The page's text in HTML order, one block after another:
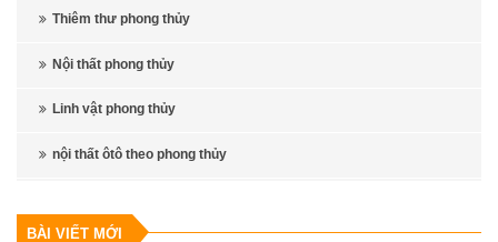
Thiêm thư phong thủy
Nội thất phong thủy
Linh vật phong thủy
nội thất ôtô theo phong thủy
BÀI VIẾT MỚI